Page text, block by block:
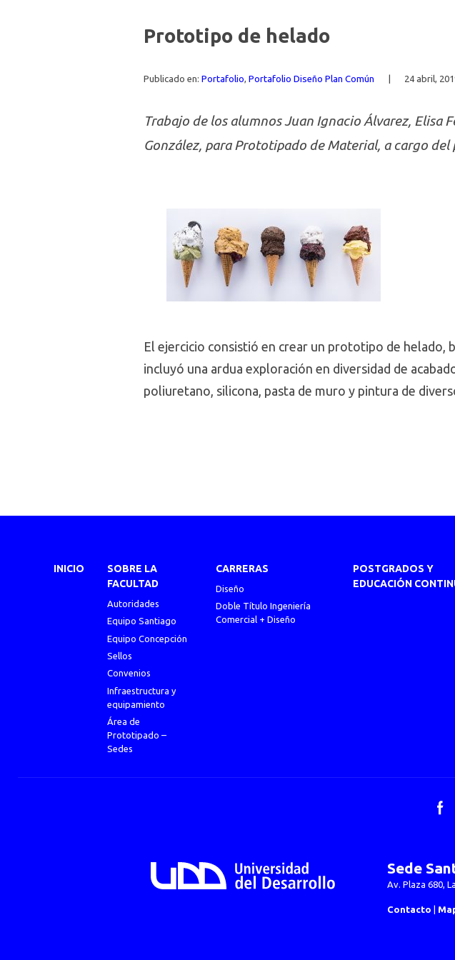
Prototipo de helado
Publicado en: Portafolio, Portafolio Diseño Plan Común 24 abril,
Trabajo de los alumnos Juan Ignacio Álvarez,
González, para Prototipado de Material, a cargo
El ejercicio consistió en crear un prototipo de helado,
incluyó una ardua exploración en diversidad de
poliuretano, silicona, pasta de muro y pintura de
INICIO
SOBRE LA
FACULTAD
Autoridades
Equipo Santiago
Equipo Concepción
Sellos
Convenios
Infraestructura y
equipamiento
Área de
Prototipado –
Sedes
CARRERAS
Diseño
Doble Título Ingeniería
Comercial + Diseño
POSTGRADOS Y
EDUCACIÓN
Sede
Av. Plaza 680,
Contacto